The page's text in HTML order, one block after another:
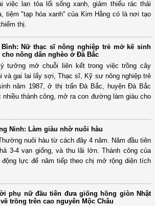
việc lan tỏa lối sống xanh, giảm thiểu rác thải
tiệm "tạp hóa xanh" của Kim Hằng có là nơi tạo
thị.
Bình: Nữ thạc sĩ nông nghiệp trẻ mở kế sinh
cho nông dân nghèo ở Đà Bắc
tưởng mở chuỗi liên kết trong việc trồng cây
và gai lai lấy sợi, Thạc sĩ, Kỹ sư nông nghiệp trẻ
năm 1987, ở thị trấn Đà Bắc, huyện Đà Bắc
thành công, mở ra con đường làm giàu cho
Ninh: Làm giàu nhờ nuôi hàu
nuôi hàu từ cách đây 4 năm. Năm đầu tiên
3-4 vạn giống, và thu lãi lớn. Thành công của
lực để năm tiếp theo chị mở rộng diện tích
phụ nữ đầu tiên đưa giống hồng giòn Nhật
về trồng trên cao nguyên Mộc Châu